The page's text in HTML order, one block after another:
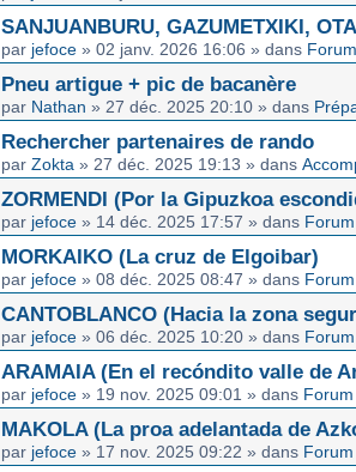
SANJUANBURU, GAZUMETXIKI,
par jefoce » 02 janv. 2026 16:06 » dans
Pneu artigue + pic de bacanère
par Nathan » 27 déc. 2025 20:10 » dans
Rechercher partenaires de rando
par Zokta » 27 déc. 2025 19:13 » dans
ZORMENDI (Por la Gipuzkoa
par jefoce » 14 déc. 2025 17:57 » dans
MORKAIKO (La cruz de Elgoibar)
par jefoce » 08 déc. 2025 08:47 » dans
CANTOBLANCO (Hacia la zona
par jefoce » 06 déc. 2025 10:20 » dans
ARAMAIA (En el recóndito valle de
par jefoce » 19 nov. 2025 09:01 » dans
MAKOLA (La proa adelantada de
par jefoce » 17 nov. 2025 09:22 » dans